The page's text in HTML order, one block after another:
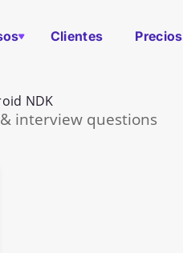
Clientes Precios
NDK
interview questions